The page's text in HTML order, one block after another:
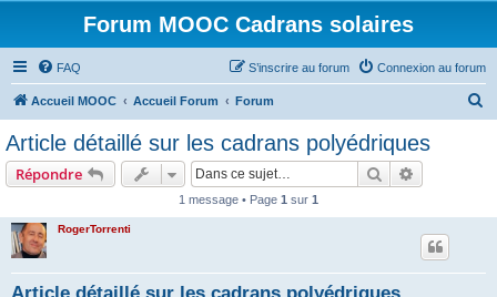
Forum MOOC Cadrans solaires
FAQ Connexion au forum
S’inscrire au forum
Accueil MOOC Accueil Forum Forum
Article détaillé sur les cadrans polyédriques
Répondre Rechercher
1 message • Page 1 sur 1
RogerTorrenti